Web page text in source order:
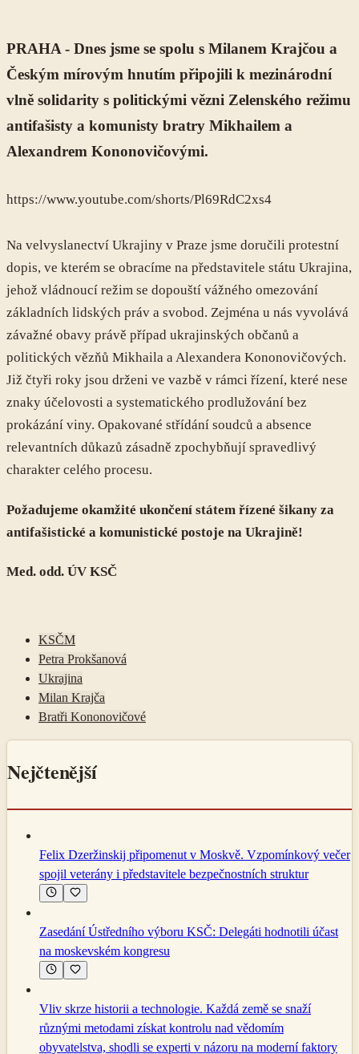
PRAHA - Dnes jsme se spolu s Milanem Krajčou a
Českým mírovým hnutím připojili k mezinárodní
vlně solidarity s politickými vězni Zelenského režimu
antifašisty a komunisty bratry Mikhailem a
Alexandrem Kononovičovými.
https://www.youtube.com/shorts/Pl69RdC2xs4
Na velvyslanectví Ukrajiny v Praze jsme doručili protestní
dopis, ve kterém se obracíme na představitele státu Ukrajina,
jehož vládnoucí režim se dopouští vážného omezování
základních lidských práv a svobod. Zejména u nás vyvolává
závažné obavy právě případ ukrajinských občanů a
politických vězňů Mikhaila a Alexandera Kononovičových.
Již čtyři roky jsou drženi ve vazbě v rámci řízení, které nese
znaky účelovosti a systematického prodlužování bez
prokázání viny. Opakované střídání soudců a absence
relevantních důkazů zásadně zpochybňují spravedlivý
charakter celého procesu.
Požadujeme okamžité ukončení státem řízené šikany za
antifašistické a komunistické postoje na Ukrajině!
Med. odd. ÚV KSČ
KSČM
Petra Prokšanová
Ukrajina
Milan Krajča
Bratři Kononovičové
Nejčtenější
Felix Dzeržinskij připomenut v Moskvě. Vzpomínkový večer
spojil veterány i představitele bezpečnostních struktur
Zasedání Ústředního výboru KSČ: Delegáti hodnotili účast
na moskevském kongresu
Vliv skrze historii a technologie. Každá země se snaží
různými metodami získat kontrolu nad vědomím
obyvatelstva, shodli se experti v názoru na moderní faktory